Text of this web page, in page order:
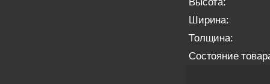
Ширина:
Толщина:
Состояние